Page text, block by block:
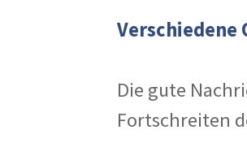
Verschiedene
Die gute
Fortschreiten